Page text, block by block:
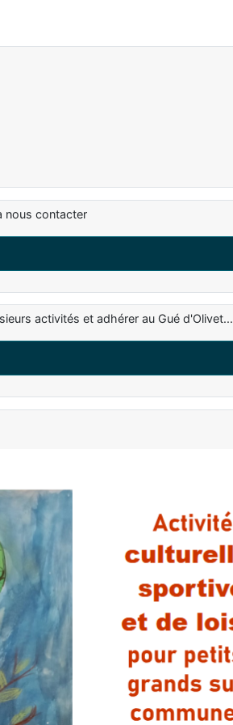
nous contacter
activités et adhérer au Gué d'Olivet...